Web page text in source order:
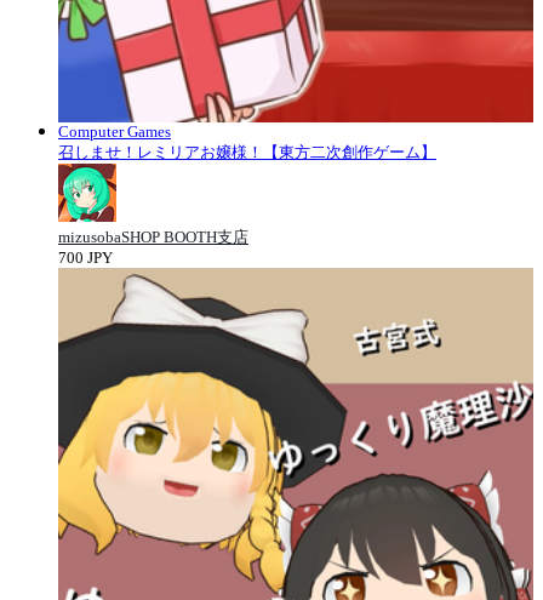
Computer Games
召しませ！レミリアお嬢様！【東方二次創作ゲーム】
mizusobaSHOP BOOTH支店
700 JPY